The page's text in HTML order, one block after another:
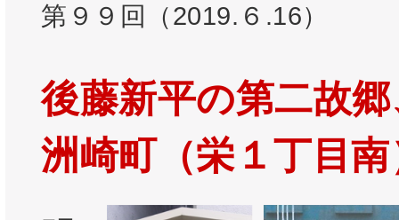
第９９回（2019.６.16）
後藤新平の第二故
洲崎町（栄１丁目南